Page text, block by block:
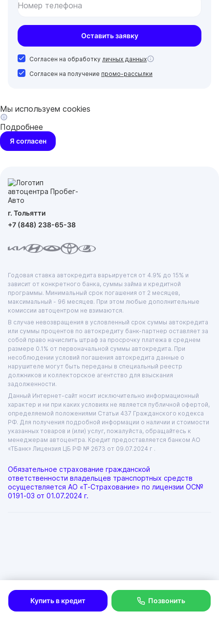
Купить в кредит Позвонить
Номер телефона
Оставить заявку
Согласен на обработку личных данных
Согласен на получение промо-рассылки
Мы используем cookies
Подробнее
Я согласен
г. Тольятти
+7 (848) 238-65-38
Годовая ставка автокредита варьируется от 4.9% до 15% и
зависит от конкретного банка, суммы займа и кредитной
программы. Минимальный срок погашения от 2 месяцев,
максимальный - 96 месяцев. При этом любые дополнительные
комиссии автоцентром не взимаются.
В случае невозвращения в условленный срок суммы автокредита
или суммы процентов по автокредиту банк-партнер оставляет за
собой право начислить штраф за просрочку платежа в среднем
размере 0.1% от первоначальной суммы автокредита. При
несоблюдении условий погашения автокредита данные о
нарушителе могут быть переданы в специальный реестр
должников и коллекторское агентство для взыскания
задолженности.
Данный Интернет-сайт носит исключительно информационный
характер и ни при каких условиях не является публичной офертой,
определяемой положениями Статьи 437 Гражданского кодекса
РФ. Для получения подробной информации о наличии и стоимости
указанных товаров и (или) услуг, пожалуйста, обращайтесь к
менеджерам автоцентра. Кредит предоставляется банком АО
«ТБанк» Лицензия ЦБ РФ № 2673 от 09.07.2024 г .
Обязательное страхование гражданской
ответственности владельцев транспортных средств
осуществляется АО «Т-Страхование» по лицензии ОС№
0191-03 от 01.07.2024 г.
Согласие на рекламную рассылку